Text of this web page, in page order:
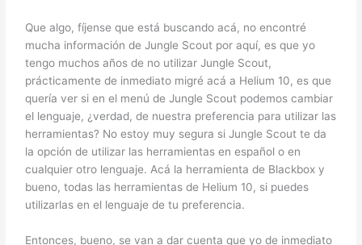
Que algo, fíjense que está buscando acá, no encontré
mucha información de Jungle Scout por aquí, es que yo
tengo muchos años de no utilizar Jungle Scout,
prácticamente de inmediato migré acá a Helium 10, es que
quería ver si en el menú de Jungle Scout podemos cambiar
el lenguaje, ¿verdad, de nuestra preferencia para utilizar las
herramientas? No estoy muy segura si Jungle Scout te da
la opción de utilizar las herramientas en español o en
cualquier otro lenguaje. Acá la herramienta de Blackbox y
bueno, todas las herramientas de Helium 10, si puedes
utilizarlas en el lenguaje de tu preferencia.
Entonces, bueno, se van a dar cuenta que yo de inmediato